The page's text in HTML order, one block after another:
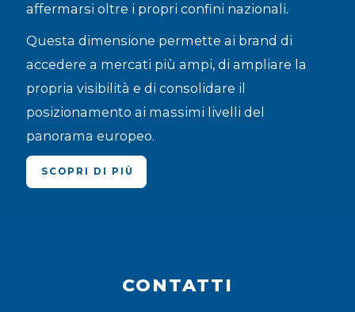
affermarsi oltre i propri confini nazionali.
Questa dimensione permette ai brand di
accedere a mercati più ampi, di ampliare la
propria visibilità e di consolidare il
posizionamento ai massimi livelli del
panorama europeo.
SCOPRI DI PIÙ
CONTATTI